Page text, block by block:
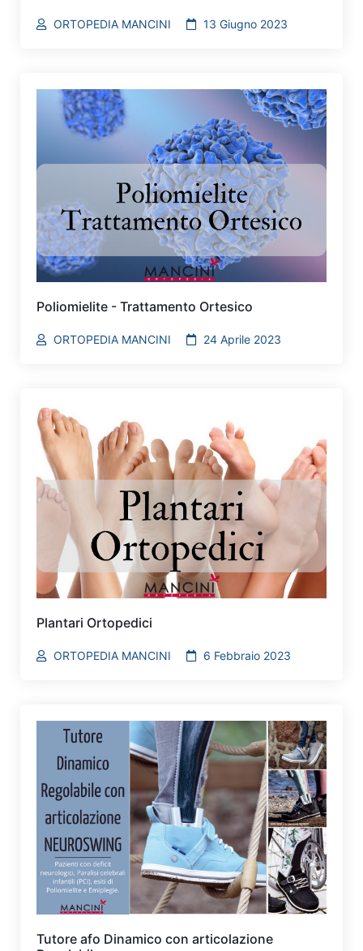
ORTOPEDIA MANCINI 13 Giugno 2023
Poliomielite - Trattamento Ortesico
ORTOPEDIA MANCINI 24 Aprile 2023
Plantari Ortopedici
ORTOPEDIA MANCINI 6 Febbraio 2023
Tutore afo Dinamico con articolazione